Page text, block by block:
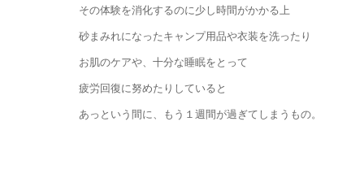
その体験を消化するのに少し時間がかかる上
砂まみれになったキャンプ用品や衣装を洗ったり
お肌のケアや、十分な睡眠をとって
疲労回復に努めたりしていると
あっという間に、もう１週間が過ぎてしまうもの。